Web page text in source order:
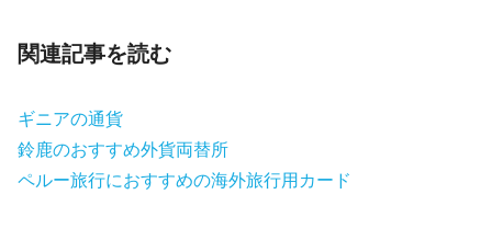
関連記事を読む
ギニアの通貨
鈴鹿のおすすめ外貨両替所
ペルー旅行におすすめの海外旅行用カード